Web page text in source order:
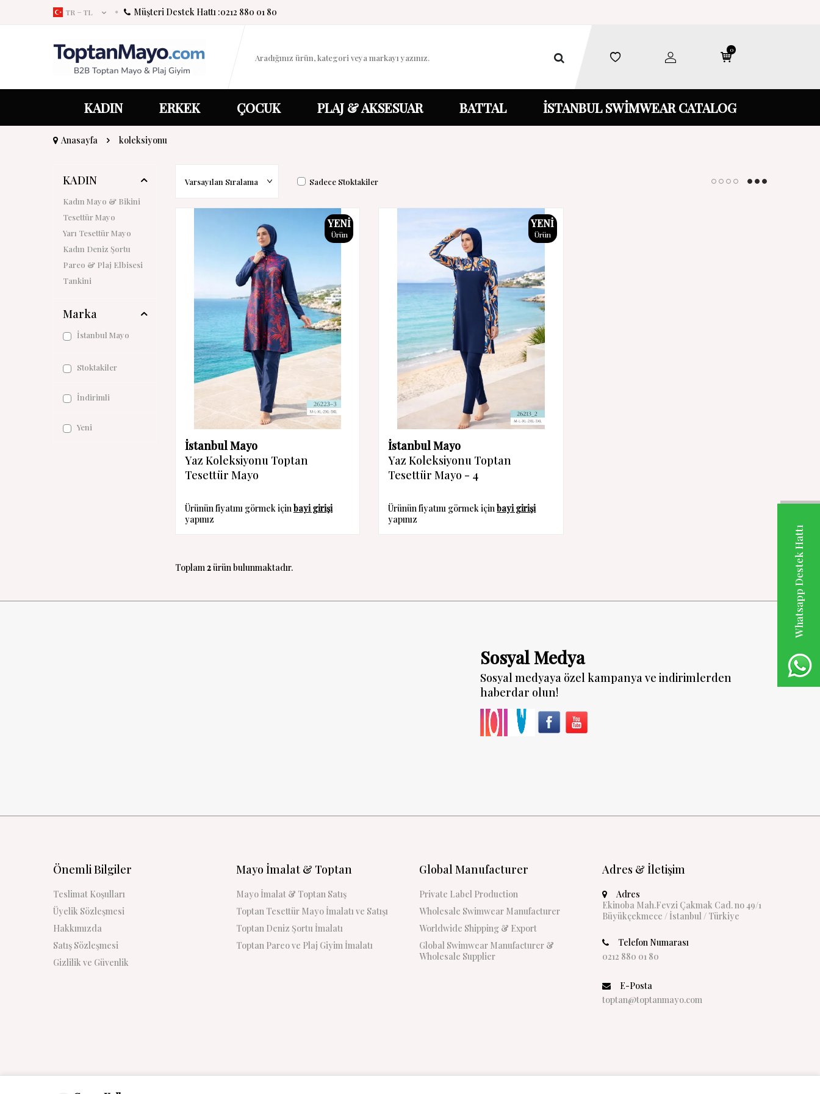
Whatsapp Destek Hattı
TR − TL Müşteri Destek Hattı :0212 880 01 80
0
KADIN ERKEK ÇOCUK PLAJ & AKSESUAR BATTAL İSTANBUL SWİMWEAR CATALOG
Anasayfa koleksiyonu
KADIN
Kadın Mayo & Bikini
Tesettür Mayo
Yarı Tesettür Mayo
Kadın Deniz Şortu
Pareo & Plaj Elbisesi
Tankini
Marka
İstanbul Mayo
Stoktakiler
İndirimli
Yeni
Sadece Stoktakiler
YENI
Ürün
İstanbul Mayo
Yaz Koleksiyonu Toptan
Tesettür Mayo
Ürünün fiyatını görmek için bayi girişi
yapınız
YENI
Ürün
İstanbul Mayo
Yaz Koleksiyonu Toptan
Tesettür Mayo - 4
Ürünün fiyatını görmek içinbayi girişi
yapınız
Toplam 2ürün bulunmaktadır.
Sosyal Medya
Sosyal medyaya özel kampanya ve indirimlerden
haberdar olun!
Önemli Bilgiler
Teslimat Koşulları
Üyelik Sözleşmesi
Hakkımızda
Satış Sözleşmesi
Gizlilik ve Güvenlik
Mayo İmalat & Toptan
Mayo İmalat & Toptan Satış
Toptan Tesettür Mayo İmalatı ve Satışı
Toptan Deniz Şortu İmalatı
Toptan Pareo ve Plaj Giyim İmalatı
Global Manufacturer
Private Label Production
Wholesale Swimwear Manufacturer
Worldwide Shipping & Export
Global Swimwear Manufacturer &
Wholesale Supplier
Adres & İletişim
Adres
Ekinoba Mah.Fevzi Çakmak Cad. no 49/1
Büyükçekmece / İstanbul / Türkiye
Telefon Numarası
0212 880 01 80
E-Posta
toptan@toptanmayo.com